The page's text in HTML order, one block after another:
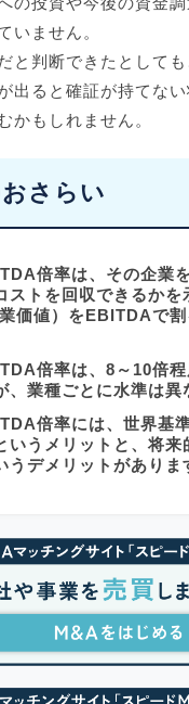
いません。
と判断できたとして
出ると確証が持てな
かもしれません。
さらい
倍率は、その企業
ストを回収できるかを
価値）をEBITDAで
倍率は、8～10倍
、業種ごとに水準は異
倍率には、世界基
いうメリットと、将来
うデメリットがありま